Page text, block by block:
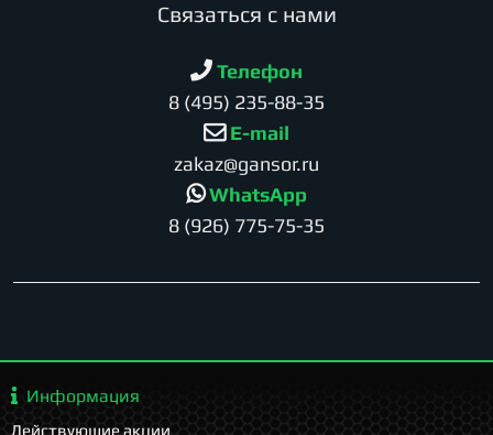
Cвязаться с нами
Телефон
8 (495) 235-88-35
E-mail
zakaz@gansor.ru
WhatsApp
8 (926) 775-75-35
Информация
Действующие акции